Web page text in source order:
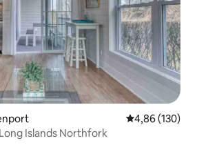
4,86 av 5 i
4,86 (130)
Islands Northfork